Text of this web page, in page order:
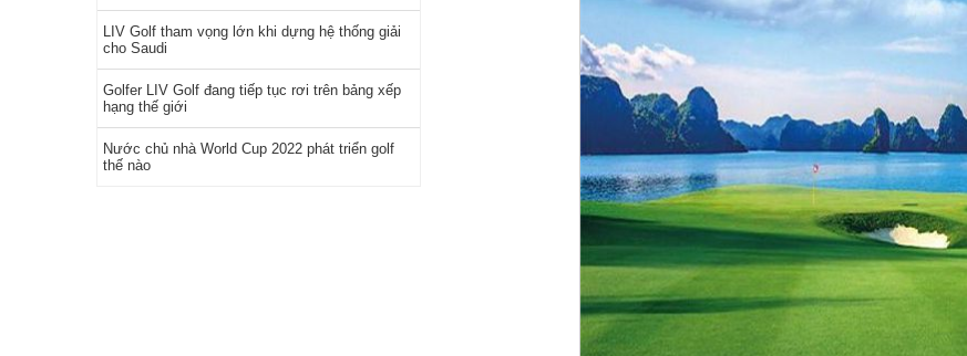
LIV Golf tham vọng lớn khi dựng hệ thống giải
cho Saudi
Golfer LIV Golf đang tiếp tục rơi trên bảng xếp
hạng thế giới
Nước chủ nhà World Cup 2022 phát triển golf
thế nào